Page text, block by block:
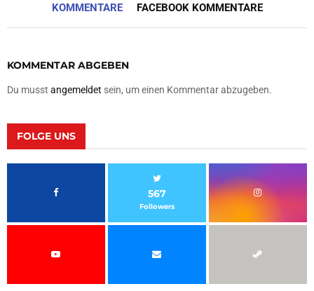
KOMMENTARE FACEBOOK KOMMENTARE
KOMMENTAR ABGEBEN
Du musst angemeldet sein, um einen Kommentar abzugeben.
FOLGE UNS
567
Followers